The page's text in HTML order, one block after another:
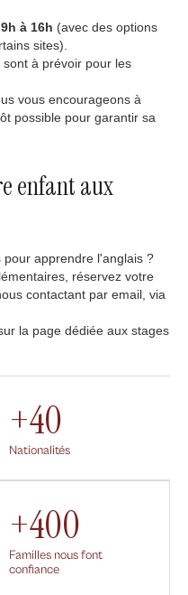
9h à 16h (avec des options
sites).
sont à prévoir pour les
vous encourageons à
possible pour garantir sa
enfant aux
pour apprendre l'anglais ?
réservez votre
contactant par email, via
la page dédiée aux stages
+40
Nationalités
+400
Familles nous font
confiance